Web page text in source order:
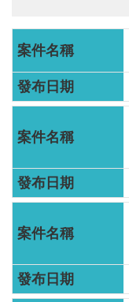
服
務
資
服
關
本
網